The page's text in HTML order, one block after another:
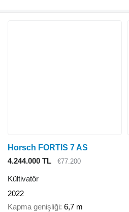
Horsch FORTIS 7 AS
4.244.000 TL
€77.200
Kültivatör
2022
Kapma genişliği 6,7 m